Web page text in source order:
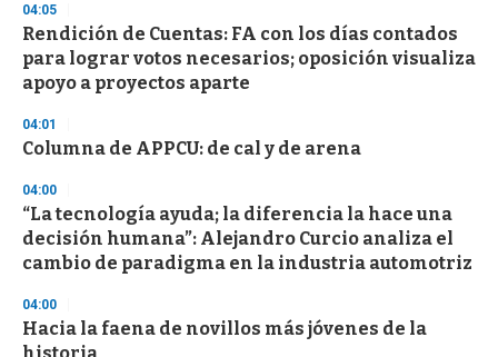
d
s
04:05
Rendición de Cuentas: FA con los días contados
para lograr votos necesarios; oposición visualiza
apoyo a proyectos aparte
04:01
Columna de APPCU: de cal y de arena
04:00
“La tecnología ayuda; la diferencia la hace una
decisión humana”: Alejandro Curcio analiza el
cambio de paradigma en la industria automotriz
04:00
Hacia la faena de novillos más jóvenes de la